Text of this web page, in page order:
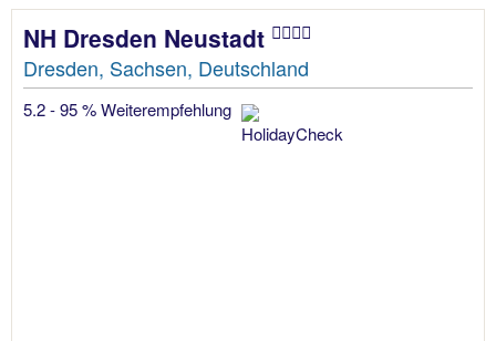
NH Dresden Neustadt
Dresden, Sachsen, Deutschland
5.2 - 95 % Weiterempfehlung